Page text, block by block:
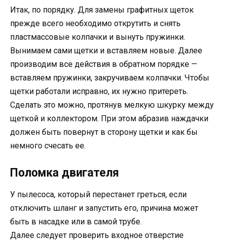
Итак, по порядку. Для замены графитных щеток
прежде всего необходимо открутить и снять
пластмассовые колпачки и вынуть пружинки.
Вынимаем сами щетки и вставляем новые. Далее
производим все действия в обратном порядке —
вставляем пружинки, закручиваем колпачки. Чтобы
щетки работали исправно, их нужно притереть.
Сделать это можно, протянув мелкую шкурку между
щеткой и коллектором. При этом абразив наждачки
должен быть повернут в сторону щетки и как бы
немного счесать ее.
Поломка двигателя
У пылесоса, который перестанет греться, если
отключить шланг и запустить его, причина может
быть в насадке или в самой трубе.
Далее следует проверить входное отверстие